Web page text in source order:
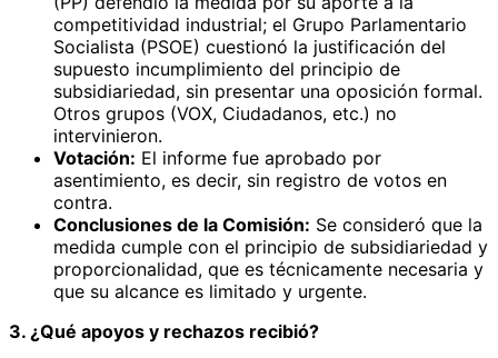
competitividad industrial; el Grupo Parlamentario
Socialista (PSOE) cuestionó la justificación del
supuesto incumplimiento del principio de
subsidiariedad, sin presentar una oposición formal.
Otros grupos (VOX, Ciudadanos, etc.) no
intervinieron.
Votación: El informe fue aprobado por
asentimiento, es decir, sin registro de votos en
contra.
Conclusiones de la Comisión: Se consideró que la
medida cumple con el principio de subsidiariedad y
proporcionalidad, que es técnicamente necesaria y
que su alcance es limitado y urgente.
3. ¿Qué apoyos y rechazos recibió?